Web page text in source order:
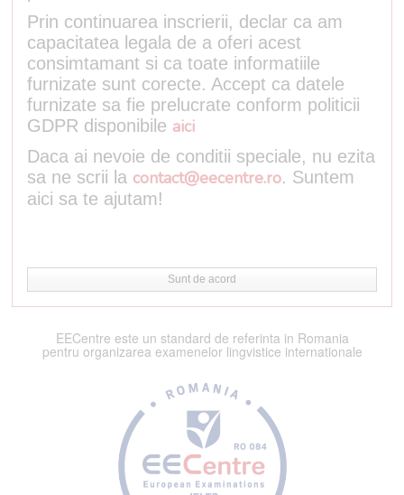
Prin continuarea inscrierii, declar ca am
capacitatea legala de a oferi acest
consimtamant si ca toate informatiile
furnizate sunt corecte. Accept ca datele
furnizate sa fie prelucrate conform politicii
GDPR disponibile aici
Daca ai nevoie de conditii speciale, nu ezita
sa ne scrii la contact@eecentre.ro. Suntem
aici sa te ajutam!
Sunt de acord
EECentre este un standard de referinta in Romania
pentru organizarea examenelor lingvistice internationale